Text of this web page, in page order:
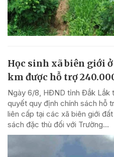
Học sinh xã biên giới
km được hỗ trợ
Ngày 6/8, HĐND tỉnh Đắk Lắk
quyết quy định chính sách hỗ
liên cấp tại các xã biên giới
sách đặc thù đối với Trường...